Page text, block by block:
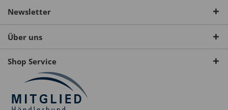
Newsletter
Über uns
Shop Service